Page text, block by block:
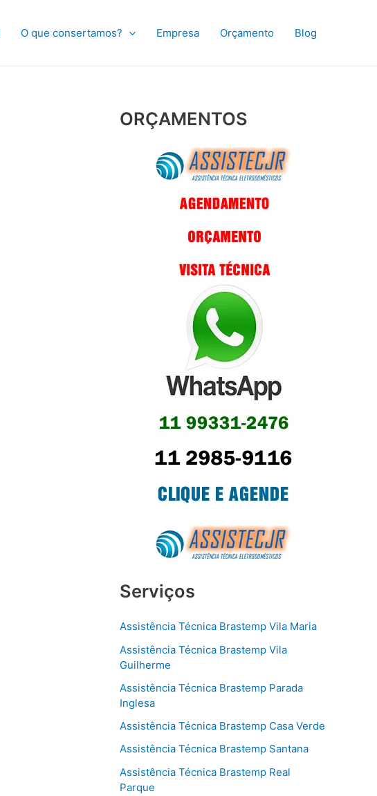
O que consertamos? Empresa Orçamento Blog
ORÇAMENTOS
Serviços
Assistência Técnica Brastemp Vila Maria
Assistência Técnica Brastemp Vila
Guilherme
Assistência Técnica Brastemp Parada
Inglesa
Assistência Técnica Brastemp Casa Verde
Assistência Técnica Brastemp Santana
Assistência Técnica Brastemp Real
Parque